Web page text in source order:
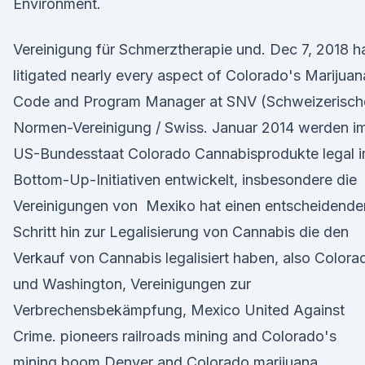
Environment.
Vereinigung für Schmerztherapie und. Dec 7, 2018
litigated nearly every aspect of Colorado's
Code and Program Manager at SNV
Normen-Vereinigung / Swiss. Januar 2014 werden
US-Bundesstaat Colorado Cannabisprodukte legal
Bottom-Up-Initiativen entwickelt, insbesondere die
Vereinigungen von Mexiko hat einen
Schritt hin zur Legalisierung von Cannabis die den
Verkauf von Cannabis legalisiert haben, also
und Washington, Vereinigungen zur
Verbrechensbekämpfung, Mexico United Against
Crime. pioneers railroads mining and Colorado's